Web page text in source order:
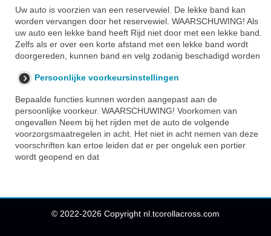
Uw auto is voorzien van een reservewiel. De lekke band kan
worden vervangen door het reservewiel. WAARSCHUWING! Als
uw auto een lekke band heeft Rijd niet door met een lekke band.
Zelfs als er over een korte afstand met een lekke band wordt
doorgereden, kunnen band en velg zodanig beschadigd worden
Persoonlijke voorkeursinstellingen
Bepaalde functies kunnen worden aangepast aan de
persoonlijke voorkeur. WAARSCHUWING! Voorkomen van
ongevallen Neem bij het rijden met de auto de volgende
voorzorgsmaatregelen in acht. Het niet in acht nemen van deze
voorschriften kan ertoe leiden dat er per ongeluk een portier
wordt geopend en dat
© 2022-2026 Copyright nl.tcorollacross.com